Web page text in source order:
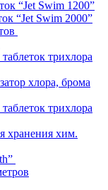
“Jet Swim 1200”
“Jet Swim 2000”
трихлора
хлора, брома
трихлора
хранения хим.